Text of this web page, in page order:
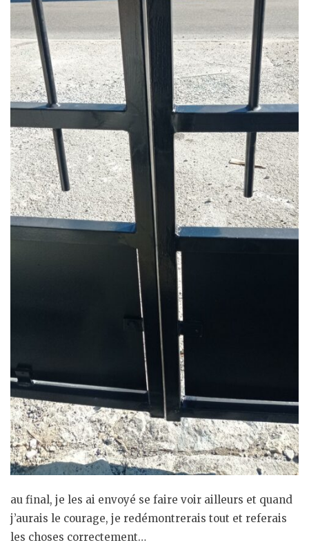
au final, je les ai envoyé se faire voir ailleurs et quand
j’aurais le courage, je redémontrerais tout et referais
les choses correctement…